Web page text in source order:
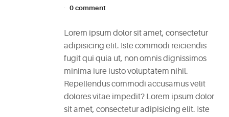
0 comment
Lorem ipsum dolor sit amet, consectetur
adipisicing elit. Iste commodi reiciendis
fugit qui quia ut, non omnis dignissimos
minima iure iusto voluptatem nihil.
Repellendus commodi accusamus velit
dolores vitae impedit? Lorem ipsum dolor
sit amet, consectetur adipisicing elit. Iste